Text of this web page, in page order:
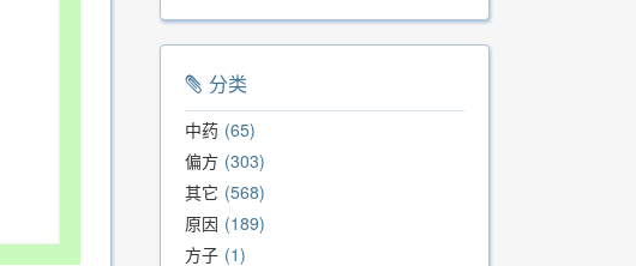
分类
中药 65
偏方 303
其它 568
原因 189
方子 1